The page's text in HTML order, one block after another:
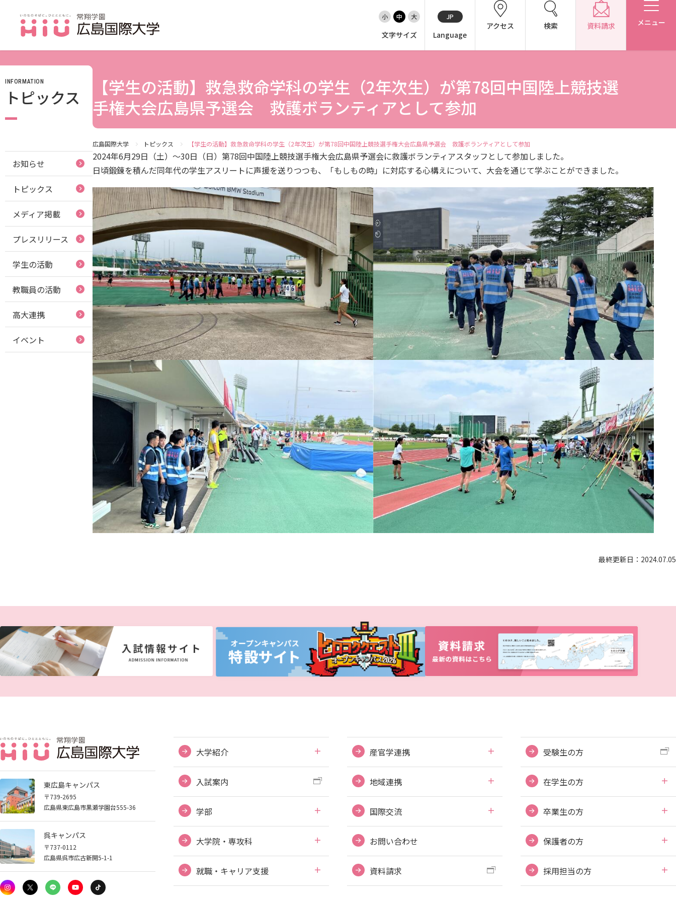
メニュー
受験生の方
卒業生の方
保護者の方
採用担当の方
大学紹介
アドミッション・ポリシー（2027年度以降入学生）
アドミッション・ポリシー（2024～2026年度入学生）
カリキュラム・ポリシー（2024年度以降入学生）
カリキュラム・ポリシー（2023年度入学生）
カリキュラム・ポリシー（2020～2022年度入学生）
カリキュラム・ポリシー（2016～2019年度保健医療・総合リハ・医療福祉・医療経営・看護）
カリキュラム・ポリシー（2016～2019年度心理・薬・医療栄養）
カリキュラム・ポリシー（2015年度以前入学生）
カリキュラム・ポリシー（大学院対象）
ディプロマ・ポリシー（2024年度入学生）
ディプロマ・ポリシー（2020～2023年度入学生）
ディプロマ・ポリシー（2016～2019年度入学生）
ディプロマ・ポリシー（2015年度以前入学生）
大学院ディプロマ・ポリシー（2024年度入学生）
大学院ディプロマ・ポリシー（2021～2023年度入学生）
大学院ディプロマ・ポリシー（2020年度以前入学生）
大学機関別認証評価
薬学部薬学科の自己点検・評価について
理学療法士・作業療法士教員資格及び教育内容等の自己評価書
大学院実践臨床心理学専攻 自己点検・評価報告書
大学院薬学研究科 自己点検・評価報告書
別表第1・第2 様式第1・第2
東広島キャンパス
呉キャンパス
基盤教育センターでの教育活動・概要
講座のご案内
広国ドリル
入学予定者へのお知らせ
合格者の方へのメッセージ
入学準備学習プログラム
情報端末の必携化について
感染予防にかかる抗体価検査について
ビジュランクラウド
広国IPEとは
広国IPEの授業について
広国IPE用語集
図書館概要
利用案内
利用案内（学外利用者）
電子ブック・電子ジャーナルなど
看護師・保健師国家試験対策
活動とイベント
利用講習会
学生図書委員の活動
施設案内
よくある質問
図書館だより『Library News』
お知らせ
学部
大学院・専攻科
就職・キャリア支援
産官学連携
地域連携
国際交流
資料請求
検索
アクセス
Language
JP
JP（日本語） EN（英語） CH（中国語）
文字サイズ
小 中 大
広島国際大学 トピックス 【学生の活動】救急救命学科の学生（2年次生）が第78回中国陸上競技選手権大会広島県予選会 救護ボランティアとして参加
【学生の活動】救急救命学科の学生（2年次生）が第78回中国陸上競技選
手権大会広島県予選会 救護ボランティアとして参加
2024年6月29日（土）～30日（日）第78回中国陸上競技選手権大会広島県予選会に救護ボランティアスタッフとして参加しました。
日頃鍛錬を積んだ同年代の学生アスリートに声援を送りつつも、「もしもの時」に対応する心構えについて、大会を通じて学ぶことができました。
最終更新日：2024.07.05
INFORMATION
トピックス
お知らせ
トピックス
メディア掲載
プレスリリース
学生の活動
教職員の活動
高大連携
イベント
東広島キャンパス
〒739-2695
広島県東広島市黒瀬学園台555-36
呉キャンパス
〒737-0112
広島県呉市広古新開5-1-1
大学紹介
入試案内
学部
大学院・専攻科
就職・キャリア支援
産官学連携
地域連携
国際交流
お問い合わせ
資料請求
受験生の方
在学生の方
卒業生の方
保護者の方
採用担当の方